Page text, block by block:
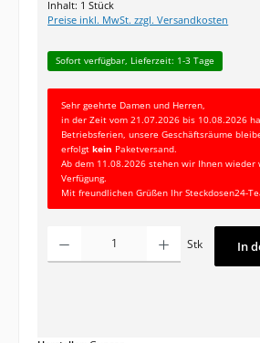
Inhalt: 1 Stück
Preise inkl. MwSt. zzgl. Versandkosten
Sofort verfügbar, Lieferzeit: 1-3 Tage
Sehr geehrte Damen und Herren,
in der Zeit vom 21.07.2026 bis 10.08.2026
Betriebsferien, unsere Geschäftsräume
erfolgtkein Paketversand.
Ab dem 11.08.2026 stehen wir Ihnen wieder
Verfügung.
Mit freundlichen Grüßen Ihr Steckdosen24-
Produkt Anzahl: Gib den gewünschten
Stk In